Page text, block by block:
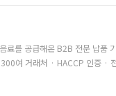
료를 공급해온 B2B 전문 납품
여 거래처 · HACCP 인증 ·